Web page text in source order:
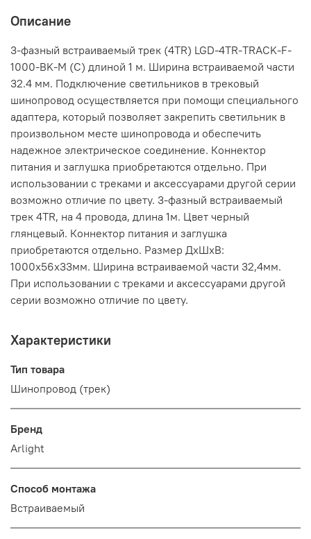
Описание
3-фазный встраиваемый трек (4TR) LGD-4TR-TRACK-F-
1000-BK-M (C) длиной 1 м. Ширина встраиваемой части
32.4 мм. Подключение светильников в трековый
шинопровод осуществляется при помощи специального
адаптера, который позволяет закрепить светильник в
произвольном месте шинопровода и обеспечить
надежное электрическое соединение. Коннектор
питания и заглушка приобретаются отдельно. При
использовании с треками и аксессуарами другой серии
возможно отличие по цвету. 3-фазный встраиваемый
трек 4TR, на 4 провода, длина 1м. Цвет черный
глянцевый. Коннектор питания и заглушка
приобретаются отдельно. Размер ДxШxВ:
1000x56x33мм. Ширина встраиваемой части 32,4мм.
При использовании с треками и аксессуарами другой
серии возможно отличие по цвету.
Характеристики
Тип товара
Шинопровод (трек)
Бренд
Arlight
Способ монтажа
Встраиваемый